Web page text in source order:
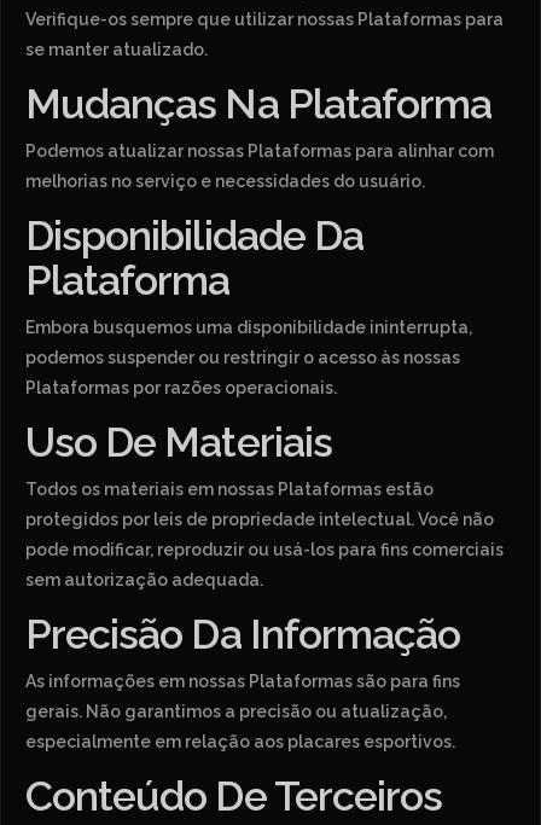
Verifique-os sempre que utilizar nossas Plataformas para
se manter atualizado.
Mudanças Na Plataforma
Podemos atualizar nossas Plataformas para alinhar com
melhorias no serviço e necessidades do usuário.
Disponibilidade Da
Plataforma
Embora busquemos uma disponibilidade ininterrupta,
podemos suspender ou restringir o acesso às nossas
Plataformas por razões operacionais.
Uso De Materiais
Todos os materiais em nossas Plataformas estão
protegidos por leis de propriedade intelectual. Você não
pode modificar, reproduzir ou usá-los para fins comerciais
sem autorização adequada.
Precisão Da Informação
As informações em nossas Plataformas são para fins
gerais. Não garantimos a precisão ou atualização,
especialmente em relação aos placares esportivos.
Conteúdo De Terceiros